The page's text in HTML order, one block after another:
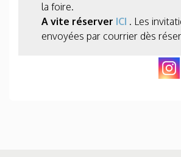
la foire.
A vite réserver ICI . Les
envoyées par courrier dès